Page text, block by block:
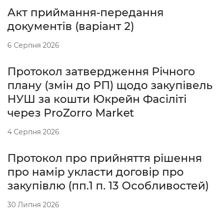
Акт приймання-передання
документів (варіант 2)
6 Серпня 2026
Протокол затвердження Річного
плану (змін до РП) щодо закупівель
НУШ за кошти Юкрейн Фасіліті
через ProZorro Market
4 Серпня 2026
Протокол про прийняття рішення
про намір укласти договір про
закупівлю (пп.1 п. 13 Особливостей)
30 Липня 2026